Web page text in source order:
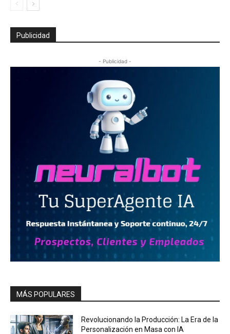
Publicidad
- Publicidad -
MÁS POPULARES
Revolucionando la Producción: La Era de la
Personalización en Masa con IA